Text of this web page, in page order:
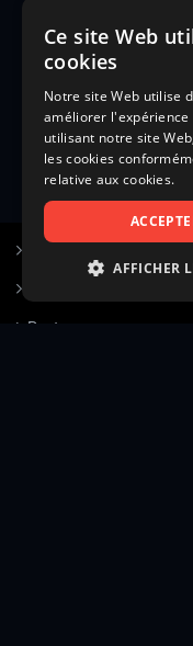
Poster une annonce
Ce site Web
cookies
Notre site Web utilise
améliorer l'expérience
utilisant notre site
les cookies
relative aux cookies.
AFFICHER